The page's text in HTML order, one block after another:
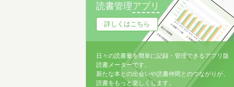
読書管理アプリ
詳しくはこちら
日々の読書量を簡単に記録・管理できるアプリ版
読書メーターです。
新たな本との出会いや読書仲間とのつながりが、
読書をもっと楽しくします。